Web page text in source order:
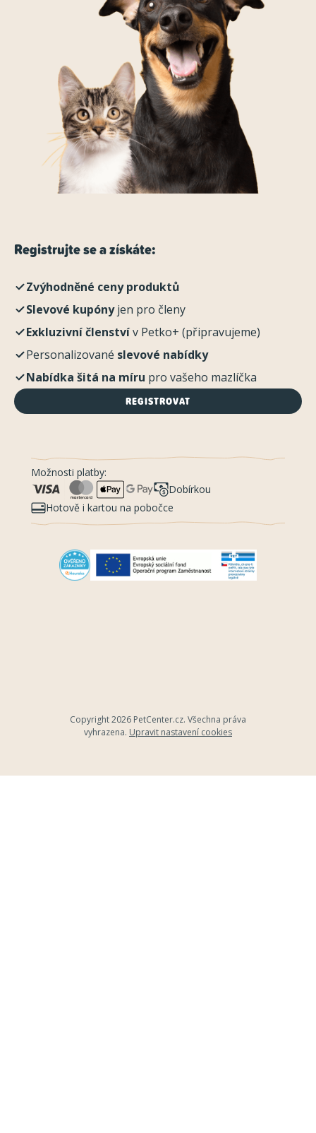
Registrujte se a získáte:
Zvýhodněné ceny produktů
Slevové kupónyjen pro členy
Exkluzivní členstvív Petko+ (připravujeme)
Personalizované slevové nabídky
Nabídka šitá na míru pro vašeho mazlíčka
REGISTROVAT
Možnosti platby:
Dobírkou
Hotově i kartou na pobočce
Copyright 2026 PetCenter.cz. Všechna práva
vyhrazena. Upravit nastavení cookies